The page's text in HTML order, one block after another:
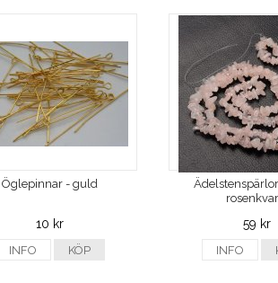
Öglepinnar - guld
10 kr
INFO KÖP
59 kr
INFO